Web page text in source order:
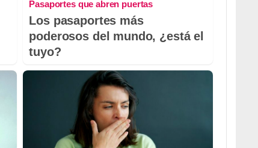
Pasaportes que abren puertas
Los pasaportes más
poderosos del mundo, ¿está el
tuyo?